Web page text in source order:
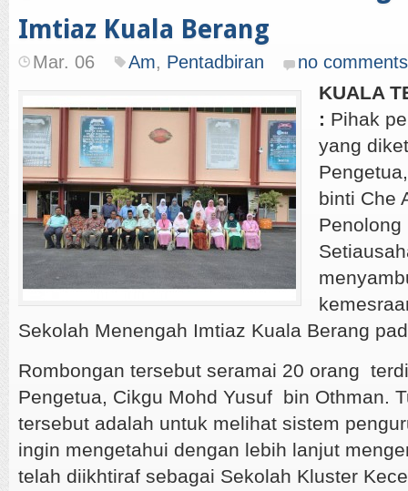
Imtiaz Kuala Berang
Mar. 06 Am, Pentadbiran no comments
KUALA
: Pihak
yang
binti Che
Penolong
Sekolah Menengah Imtiaz Kuala Berang
Rombongan tersebut seramai 20 orang
Pengetua, Cikgu Mohd Yusuf bin Othman.
tersebut adalah untuk melihat sistem
ingin mengetahui dengan lebih lanjut
telah diikhtiraf sebagai Sekolah Kluster